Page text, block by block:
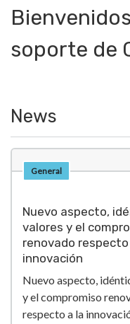
soporte de
News
General
Nuevo aspecto,
valores y el
renovado respecto
innovación
Nuevo aspecto,
y el compromiso
respecto a la